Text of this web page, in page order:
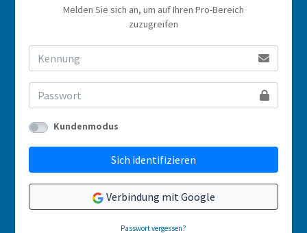
Melden Sie sich an, um auf Ihren Pro-Bereich
zuzugreifen
Kundenmodus
Sich identifizieren
Verbindung mit Google
Passwort vergessen?